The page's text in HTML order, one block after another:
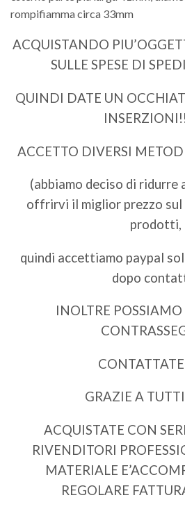
rompifiamma circa 33mm
ACQUISTANDO
SULLE SPESE DI
QUINDI DATE UN
ACCETTO DIVERSI
(abbiamo deciso di ridurre
offrirvi il miglior prezzo
prodotti,
quindi accettiamo paypal
dopo
INOLTRE POSSIAMO
GRAZIE A
ACQUISTATE CON
RIVENDITORI
MATERIALE
REGOLARE